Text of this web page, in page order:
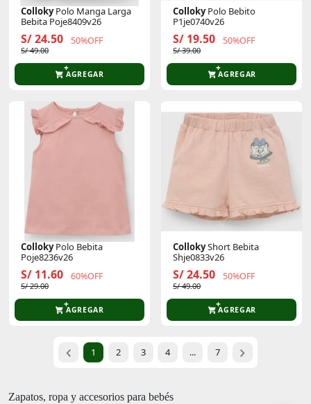
CollokyPolo Manga Larga
Bebita Poje8409v26
S/ 24.50 50%OFF
S/ 49.00
AGREGAR
CollokyPolo Bebito
P1je0740v26
S/ 19.50 50%OFF
S/ 39.00
AGREGAR
CollokyPolo Bebita
Poje8236v26
S/ 11.60 60%OFF
S/ 29.00
AGREGAR
CollokyShort Bebita
Shje0833v26
S/ 24.50 50%OFF
S/ 49.00
AGREGAR
1 2 3 4 ... 7
Zapatos, ropa y accesorios para bebés